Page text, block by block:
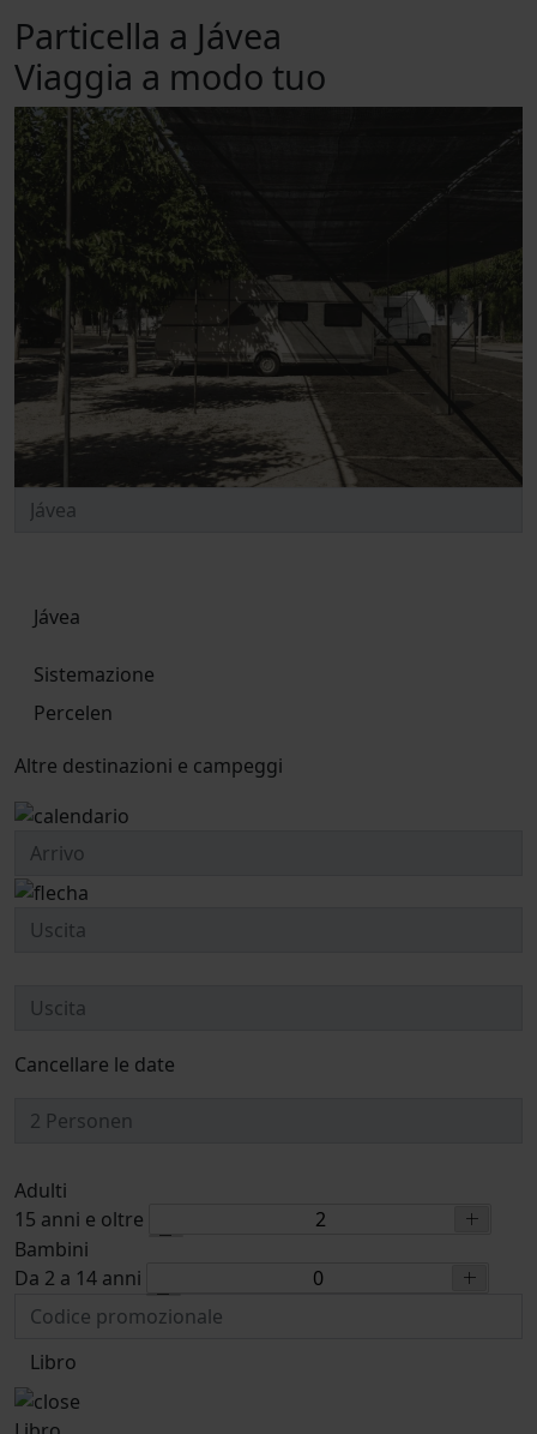
Particella a Jávea
Viaggia a modo tuo
Jávea
Sistemazione
Percelen
Altre destinazioni e campeggi
Cancellare le date
Adulti
15 anni e oltre
Bambini
Da 2 a 14 anni
Libro